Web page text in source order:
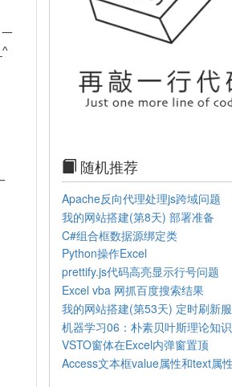
随机推荐
Apache反向代理处理js跨域问题
我的网站搭建(第8天) 部署准备
C#组合框数据源绑定类
Python操作Excel
prettify.js代码高亮显示行号问题
Excel vba 网抓百度搜索结果
机器学习06：朴素贝叶斯理论知识
VSTO窗体在Excel内弹窗置顶